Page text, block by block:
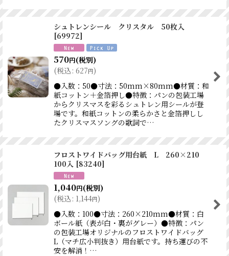
シュトレンシール クリスタル 50枚入
[69972]
570円(税別)
(税込: 627円)
●入数：50●寸法：50mm×80mm●材質：和
紙コットン＋金箔押し●特徴：パンの包装工場
からクリスマスを彩るシュトレン用シールが登
場です。和紙コットンの柔らかさと金箔押しし
たクリスマスソングの歌詞で…
フロストワイドバッグ用台紙 L 260×210
100入 [83240]
1,040円(税別)
(税込: 1,144円)
●入数：100●寸法：260×210mm●材質：白
ボール紙（表が白・裏がグレー）●特徴：パン
の包装工場オリジナルのフロストワイドバッグ
L（マチ広小判抜き）用台紙です。持ち運びの不
安を解消！…